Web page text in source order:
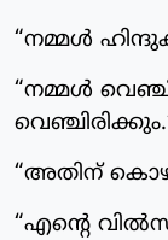
“നമ്മൾ
“നമ്മൾ
“അതിന്
“എന്റെ